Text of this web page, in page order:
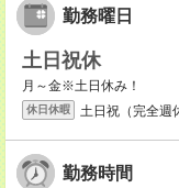
勤務曜日
土日祝休
月～金※土日休み！
休日休暇 土日祝（完全
勤務時間